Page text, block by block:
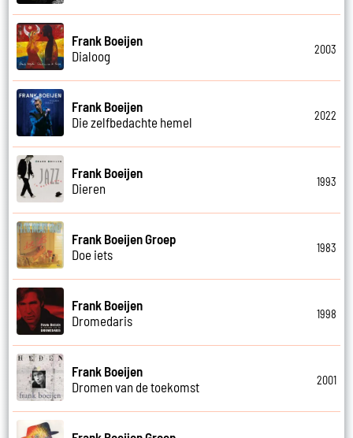
Frank Boeijen
Dialoog
2003
Frank Boeijen
Die zelfbedachte hemel
2022
Frank Boeijen
Dieren
1993
Frank Boeijen Groep
Doe iets
1983
Frank Boeijen
Dromedaris
1998
Frank Boeijen
Dromen van de toekomst
2001